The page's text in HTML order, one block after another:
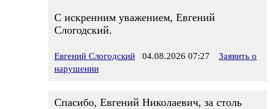
С искренним уважением, Евгений
Слогодский.
Евгений Слогодский 04.08.2026 07:27
Заявить о
нарушении
Спасибо, Евгений Николаевич, за столь